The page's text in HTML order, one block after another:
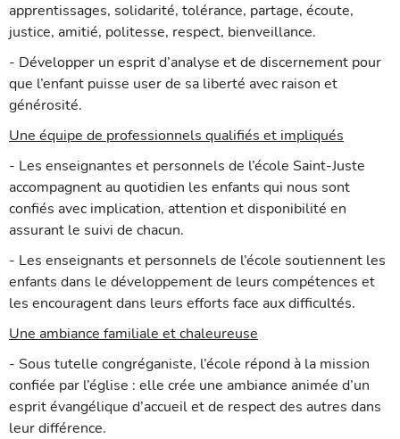
apprentissages, solidarité, tolérance, partage, écoute,
justice, amitié, politesse, respect, bienveillance.
- Développer un esprit d’analyse et de discernement pour
que l’enfant puisse user de sa liberté avec raison et
générosité.
Une équipe de professionnels qualifiés et impliqués
- Les enseignantes et personnels de l’école Saint-Juste
accompagnent au quotidien les enfants qui nous sont
confiés avec implication, attention et disponibilité en
assurant le suivi de chacun.
- Les enseignants et personnels de l’école soutiennent les
enfants dans le développement de leurs compétences et
les encouragent dans leurs efforts face aux difficultés.
Une ambiance familiale et chaleureuse
- Sous tutelle congréganiste, l’école répond à la mission
confiée par l’église : elle crée une ambiance animée d’un
esprit évangélique d’accueil et de respect des autres dans
leur différence.